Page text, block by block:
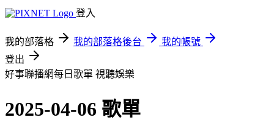
登入
我的部落格 我的部落格後台
我的帳號
登出
好事聯播網每日歌單 視聽娛樂
2025-04-06 歌單